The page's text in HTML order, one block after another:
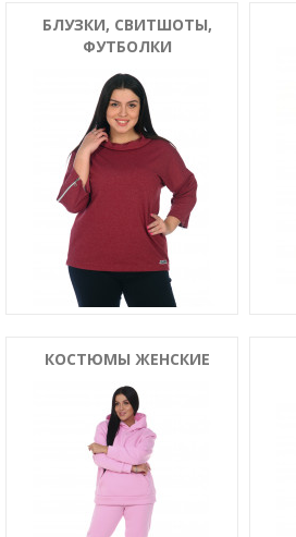
БЛУЗКИ, СВИТШОТЫ,
ФУТБОЛКИ
КОСТЮМЫ ЖЕНСКИЕ